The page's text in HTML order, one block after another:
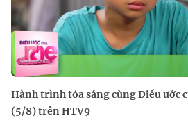
Hành trình tỏa sáng cùng Điều ước
(5/8) trên HTV9